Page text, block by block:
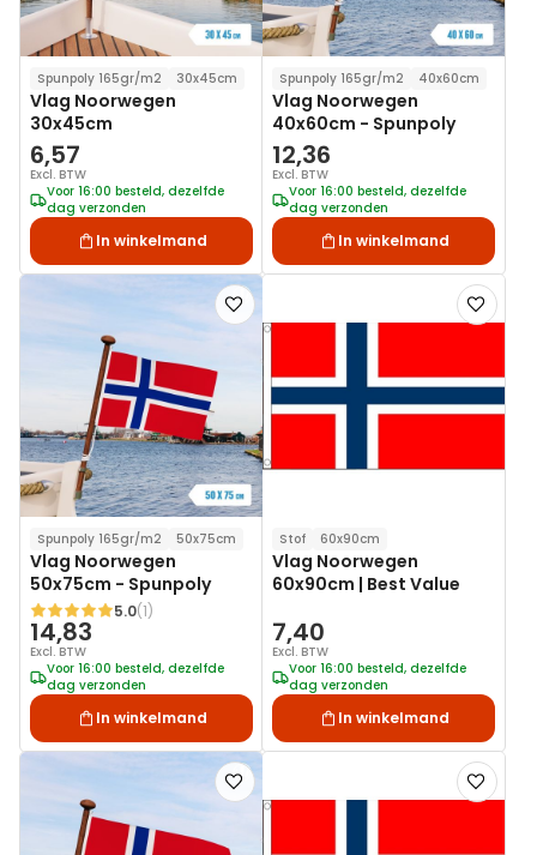
Spunpoly 165gr/m2 30x45cm
Vlag Noorwegen
30x45cm
6,57
Excl. BTW
Voor 16:00 besteld, dezelfde
dag verzonden
In winkelmand
Spunpoly 165gr/m2 40x60cm
Vlag Noorwegen
40x60cm - Spunpoly
12,36
Excl. BTW
Voor 16:00 besteld, dezelfde
dag verzonden
In winkelmand
Voeg
toe
verlanglijst
Spunpoly 165gr/m2 50x75cm
Vlag Noorwegen
50x75cm - Spunpoly
Waardering:
5.0(1)
14,83
Excl. BTW
Voor 16:00 besteld, dezelfde
dag verzonden
In winkelmand
Voeg
toe
Stof 60x90cm
Vlag Noorwegen
60x90cm | Best Value
7,40
Excl. BTW
Voor 16:00 besteld, dezelfde
dag verzonden
In winkelmand
Voeg
toe
verlanglijst
Voeg
toe